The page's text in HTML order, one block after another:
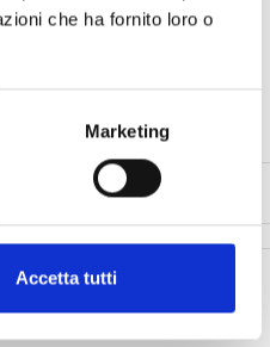
che ha fornito loro o
Marketing
Accetta tutti